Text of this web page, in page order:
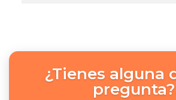
¿Tienes alguna
pregunta?